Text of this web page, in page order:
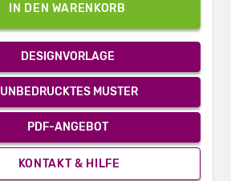
IN DEN WARENKORB
DESIGNVORLAGE
UNBEDRUCKTES MUSTER
PDF-ANGEBOT
KONTAKT & HILFE